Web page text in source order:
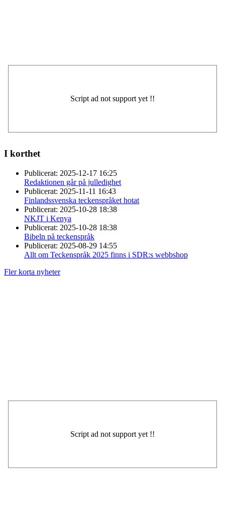
I korthet
Publicerat: 2025-12-17 16:25
Redaktionen går på julledighet
Publicerat: 2025-11-11 16:43
Finlandssvenska teckenspråket hotat
Publicerat: 2025-10-28 18:38
NKJT i Kenya
Publicerat: 2025-10-28 18:38
Bibeln på teckenspråk
Publicerat: 2025-08-29 14:55
Allt om Teckenspråk 2025 finns i SDR:s webbshop
Fler korta nyheter